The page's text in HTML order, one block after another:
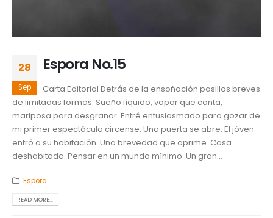
28
Sep
Espora No.15
Carta Editorial Detrás de la ensoñación pasillos breves
de limitadas formas. Sueño líquido, vapor que canta,
mariposa para desgranar. Entré entusiasmado para gozar de
mi primer espectáculo circense. Una puerta se abre. El jóven
entró a su habitación. Una brevedad que oprime. Casa
deshabitada. Pensar en un mundo mínimo. Un gran...
Espora
READ MORE...